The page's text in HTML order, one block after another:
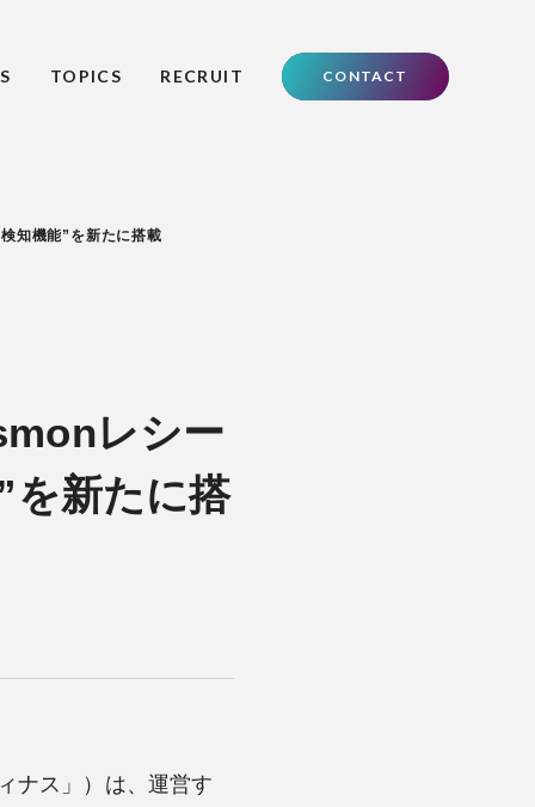
TOPICS RECRUIT CONTACT
知機能”を新たに搭載
レシー
を新たに搭
ナス」）は、運営す